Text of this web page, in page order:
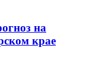
на
крае